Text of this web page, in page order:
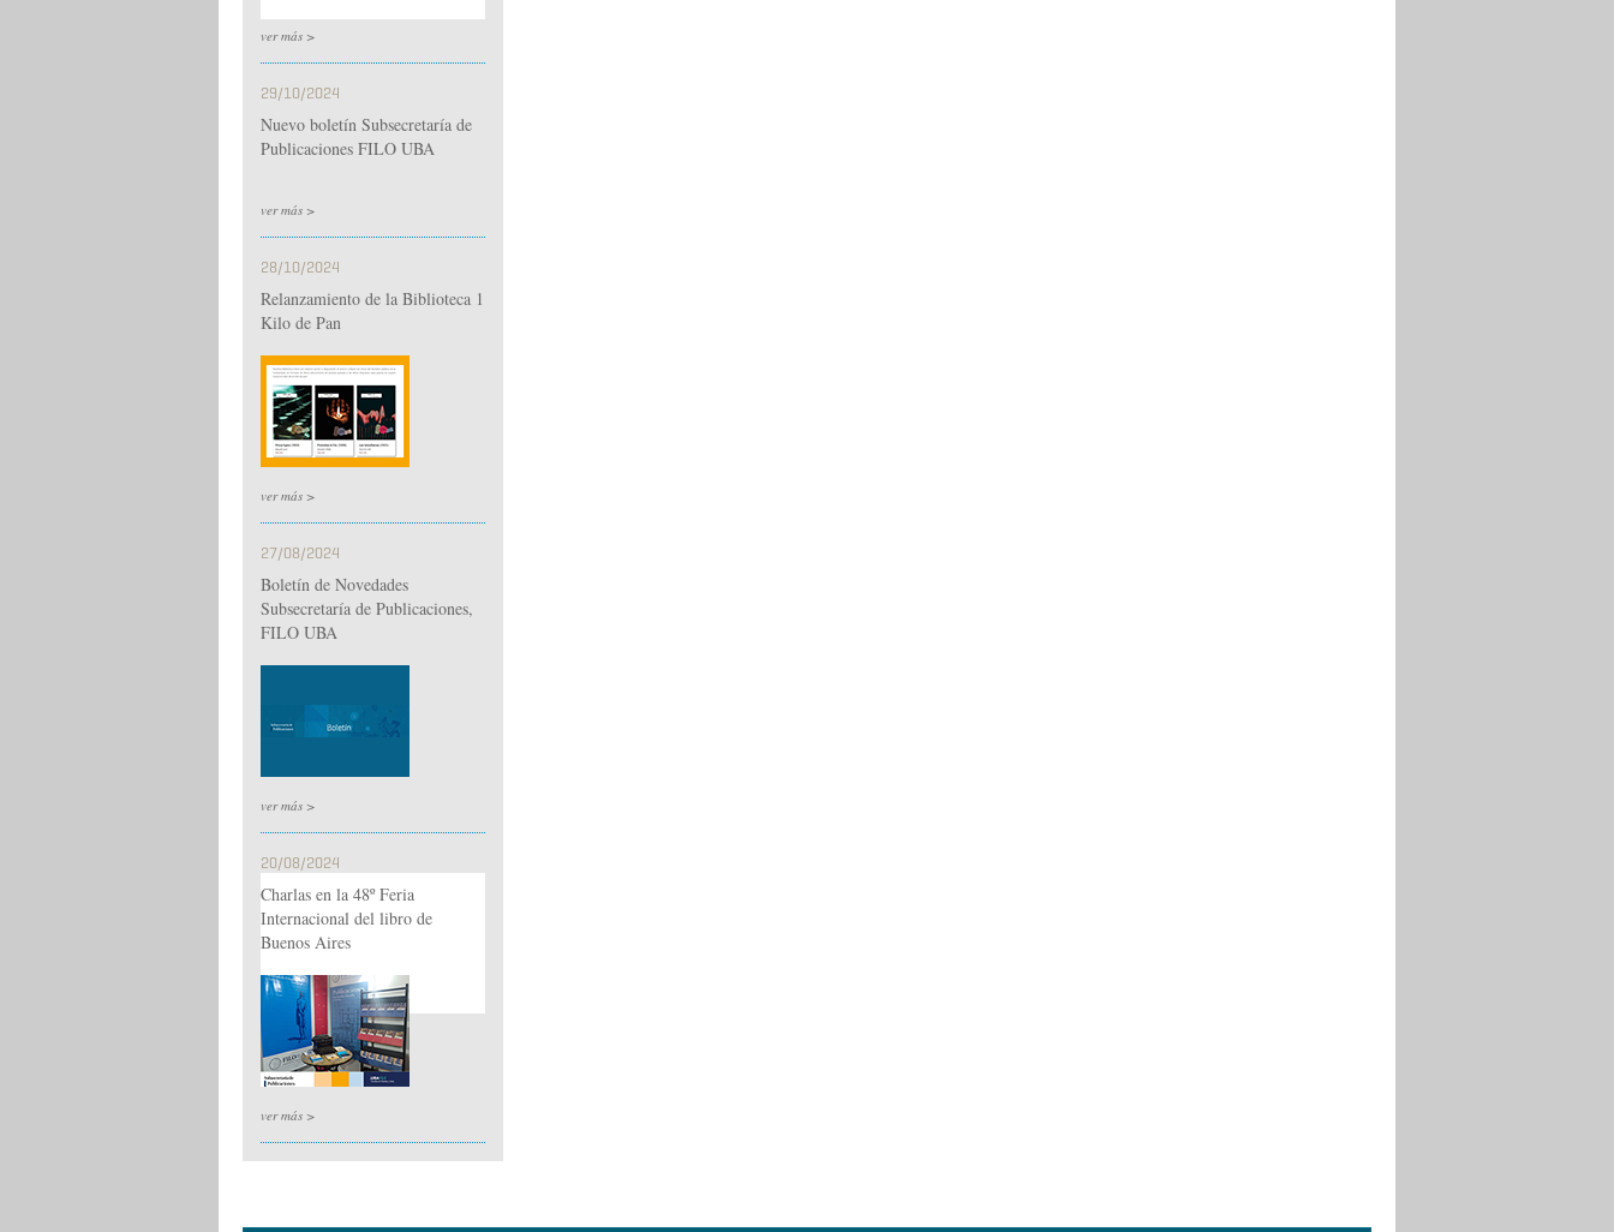
ver más >
29/10/2024
Nuevo boletín Subsecretaría de
Publicaciones FILO UBA
ver más >
28/10/2024
Relanzamiento de la Biblioteca 1
Kilo de Pan
ver más >
27/08/2024
Boletín de Novedades
Subsecretaría de Publicaciones,
FILO UBA
ver más >
20/08/2024
Charlas en la 48º Feria
Internacional del libro de
Buenos Aires
ver más >